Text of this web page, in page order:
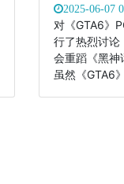
2025-06-07
对《GTA6》
行了热烈讨论
会重蹈《黑神
虽然《GTA6